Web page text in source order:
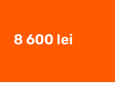
8 600 lei